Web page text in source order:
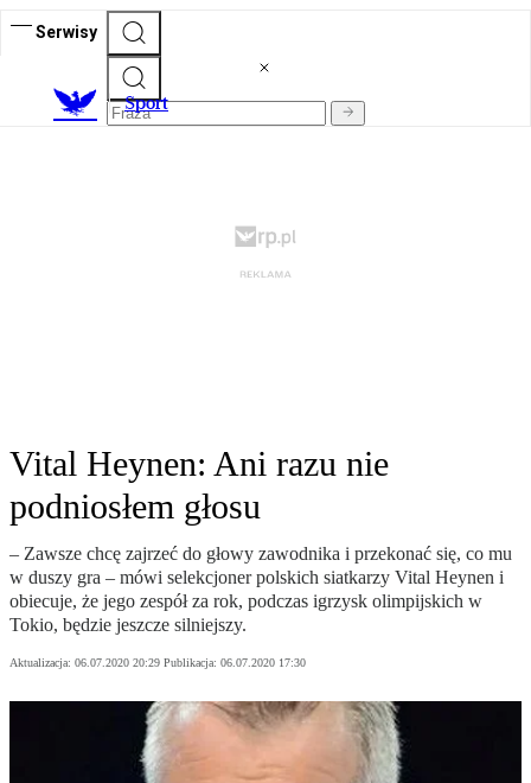
Serwisy
Sport
Vital Heynen: Ani razu nie
podniosłem głosu
– Zawsze chcę zajrzeć do głowy zawodnika i przekonać się, co mu
w duszy gra – mówi selekcjoner polskich siatkarzy Vital Heynen i
obiecuje, że jego zespół za rok, podczas igrzysk olimpijskich w
Tokio, będzie jeszcze silniejszy.
Aktualizacja: 06.07.2020 20:29 Publikacja: 06.07.2020 17:30